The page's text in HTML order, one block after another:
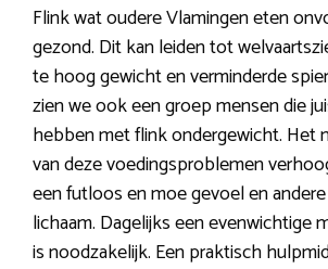
Flink wat oudere Vlamingen eten
gezond. Dit kan leiden tot
te hoog gewicht en verminderde
zien we ook een groep mensen die
hebben met flink ondergewicht. Het
van deze voedingsproblemen
een futloos en moe gevoel en
lichaam. Dagelijks een evenwichtige
is noodzakelijk. Een praktisch